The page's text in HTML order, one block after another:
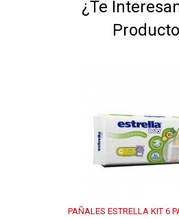
¿Te
PAÑALES ESTRELLA KIT 6